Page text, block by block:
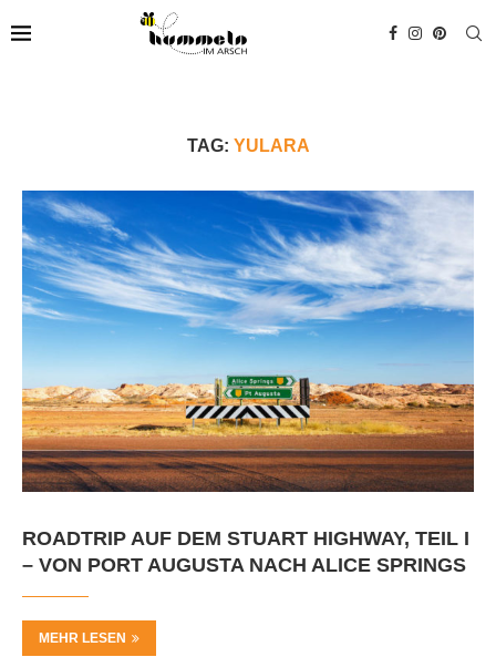
TAG: YULARA
ROADTRIP AUF DEM STUART HIGHWAY, TEIL I
– VON PORT AUGUSTA NACH ALICE SPRINGS
MEHR LESEN